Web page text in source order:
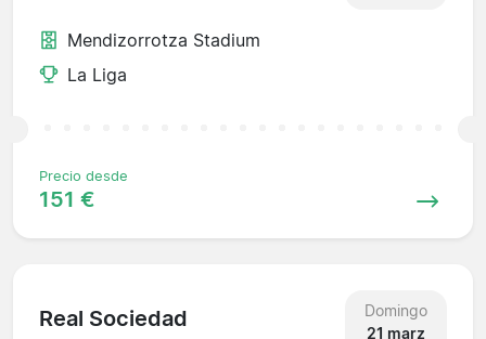
Mendizorrotza Stadium
La Liga
Precio desde
151 €
Real Sociedad
Domingo
21 marz